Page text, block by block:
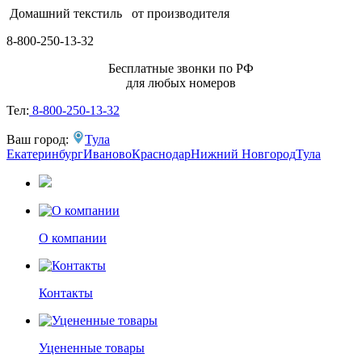
Домашний текстиль от производителя
8-800-250-13-32
Бесплатные звонки по РФ
для любых номеров
Тел: 8-800-250-13-32
Ваш город:
Тула
ЕкатеринбургИвановоКраснодарНижний НовгородТула
О компании
Контакты
Уцененные товары